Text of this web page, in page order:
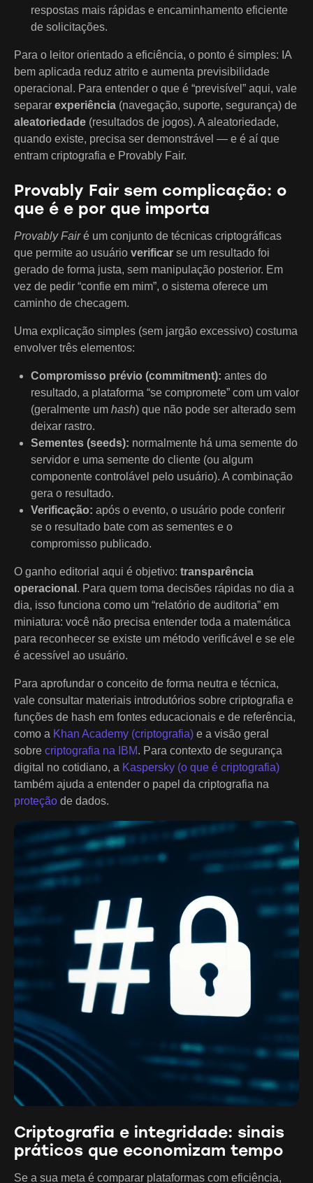
respostas mais rápidas e encaminhamento eficiente
de solicitações.
Para o leitor orientado a eficiência, o ponto é simples: IA
bem aplicada reduz atrito e aumenta previsibilidade
operacional. Para entender o que é “previsível” aqui, vale
separar experiência (navegação, suporte, segurança) de
aleatoriedade (resultados de jogos). A aleatoriedade,
quando existe, precisa ser demonstrável — e é aí que
entram criptografia e Provably Fair.
Provably Fair sem complicação: o
que é e por que importa
Provably Fairé um conjunto de técnicas criptográficas
que permite ao usuário verificar se um resultado foi
gerado de forma justa, sem manipulação posterior. Em
vez de pedir “confie em mim”, o sistema oferece um
caminho de checagem.
Uma explicação simples (sem jargão excessivo) costuma
envolver três elementos:
Compromisso prévio (commitment): antes do
resultado, a plataforma “se compromete” com um valor
(geralmente um hash) que não pode ser alterado sem
deixar rastro.
Sementes (seeds): normalmente há uma semente do
servidor e uma semente do cliente (ou algum
componente controlável pelo usuário). A combinação
gera o resultado.
Verificação: após o evento, o usuário pode conferir
se o resultado bate com as sementes e o
compromisso publicado.
O ganho editorial aqui é objetivo: transparência
operacional . Para quem toma decisões rápidas no dia a
dia, isso funciona como um “relatório de auditoria” em
miniatura: você não precisa entender toda a matemática
para reconhecer se existe um método verificável e se ele
é acessível ao usuário.
Para aprofundar o conceito de forma neutra e técnica,
vale consultar materiais introdutórios sobre criptografia e
funções de hash em fontes educacionais e de referência,
como a Khan Academy (criptografia) e a visão geral
sobre criptografia na IBM. Para contexto de segurança
digital no cotidiano, a Kaspersky (o que é criptografia)
também ajuda a entender o papel da criptografia na
proteção de dados.
Criptografia e integridade: sinais
práticos que economizam tempo
Se a sua meta é comparar plataformas com eficiência,